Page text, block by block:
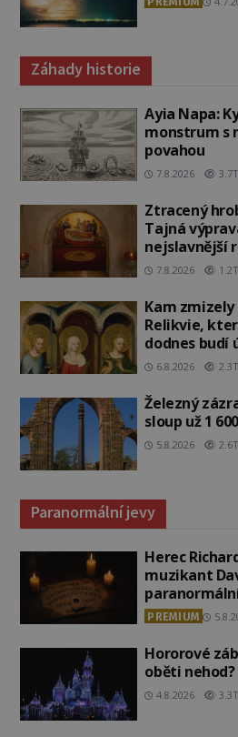
Záhady historie
Ayia Napa:
monstrum s
povahou
7.8.2026
Ztracený
Tajná
nejslavnější
7.8.2026
Kam
Relikvie,
dodnes budí
6.8.2026
Železný
sloup už 1
5.8.2026
Paranormální jevy
Herec
muzikant
PREMIUM
Hororové
oběti nehod?
4.8.2026